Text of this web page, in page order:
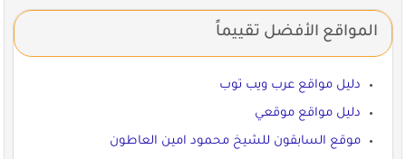
المواقع الأفضل تقييماً
دليل مواقع عرب ويب توب
دليل مواقع موقعي
موقع السابقون للشيخ محمود امين العاطون